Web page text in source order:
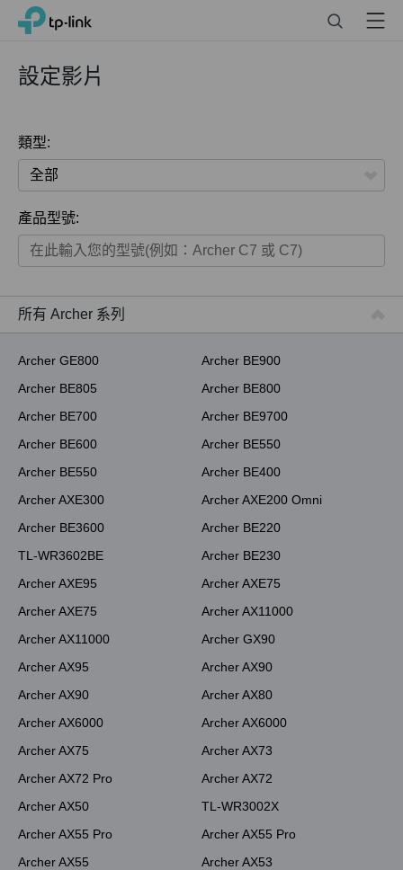
Click
navigation
TP-Link, Reliably Smart Menu
設定影片
類型:
全部
家用產品
商用產品
ISP用產品
產品型號:
所有 Archer 系列
Archer GE800
Archer BE900
Archer BE805
Archer BE800
Archer BE700
Archer BE9700
Archer BE600
Archer BE550
Archer BE550
Archer BE400
Archer AXE300
Archer AXE200 Omni
Archer BE3600
Archer BE220
TL-WR3602BE
Archer BE230
Archer AXE95
Archer AXE75
Archer AXE75
Archer AX11000
Archer AX11000
Archer GX90
Archer AX95
Archer AX90
Archer AX90
Archer AX80
Archer AX6000
Archer AX6000
Archer AX75
Archer AX73
Archer AX72 Pro
Archer AX72
Archer AX50
TL-WR3002X
Archer AX55 Pro
Archer AX55 Pro
Archer AX55
Archer AX53